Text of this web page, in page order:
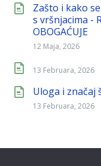
Zašto i kako
s vršnjacima -
OBOGAĆUJE
12 Maja, 2026
13 Februara, 2026
Uloga i
13 Februara, 2026